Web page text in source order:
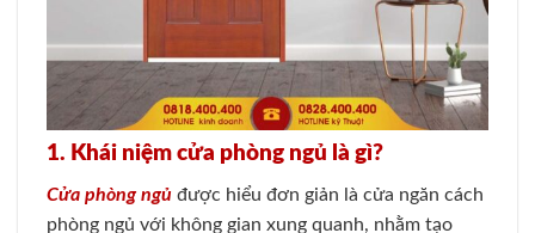
1. Khái niệm cửa phòng ngủ là gì?
Cửa phòng ngủ được hiểu đơn giản là cửa ngăn cách
phòng ngủ với không gian xung quanh, nhằm tạo